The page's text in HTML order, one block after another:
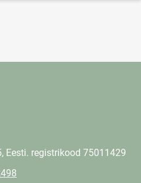
Eesti. registrikood 75011429